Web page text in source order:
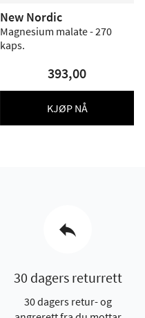
New Nordic
Magnesium malate - 270
kaps.
393,00
KJØP NÅ
30 dagers returrett
30 dagers retur- og